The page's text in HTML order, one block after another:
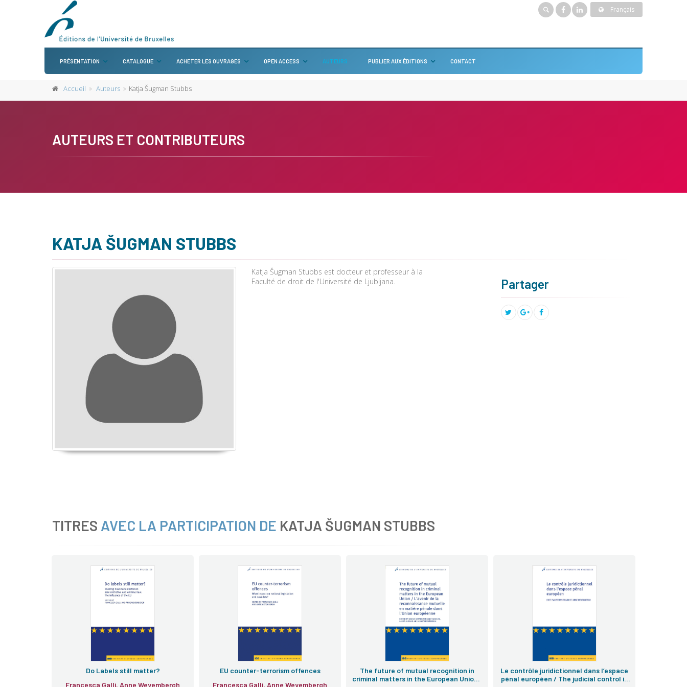
Français
PRÉSENTATION CATALOGUE ACHETER LES OUVRAGES OPEN ACCESS AUTEURS PUBLIER AUX ÉDITIONS CONTACT
Accueil Auteurs Katja Šugman Stubbs
AUTEURS ET CONTRIBUTEURS
KATJA ŠUGMAN STUBBS
Katja Šugman Stubbs est docteur et professeur à la
Faculté de droit de l'Université de Ljubljana.
Partager
TITRES AVEC LA PARTICIPATION DE KATJA ŠUGMAN STUBBS
Do Labels still matter?
Francesca Galli, Anne Weyembergh
EU counter-terrorism offences
Francesca Galli, Anne Weyembergh
The future of mutual recognition in
criminal matters in the European Union /
Le contrôle juridictionnel dans l’espace
pénal européen / The judicial control in